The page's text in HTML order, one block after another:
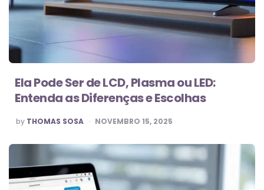
Ela Pode Ser de LCD, Plasma ou LED:
Entenda as Diferenças e Escolhas
POSTED
BY
by THOMAS SOSA NOVEMBRO 15, 2025